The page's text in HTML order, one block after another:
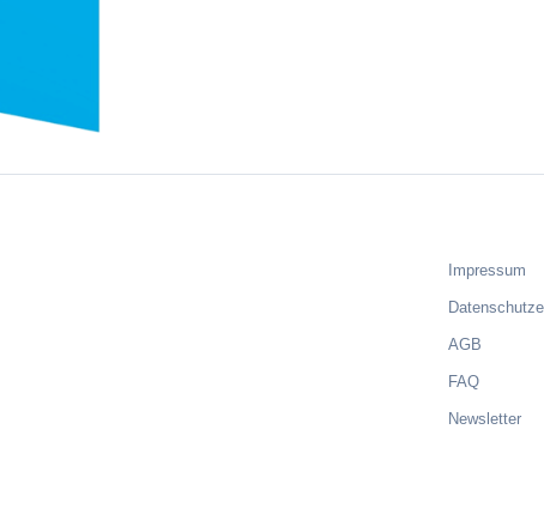
Impressum
AGB
FAQ
Newsletter